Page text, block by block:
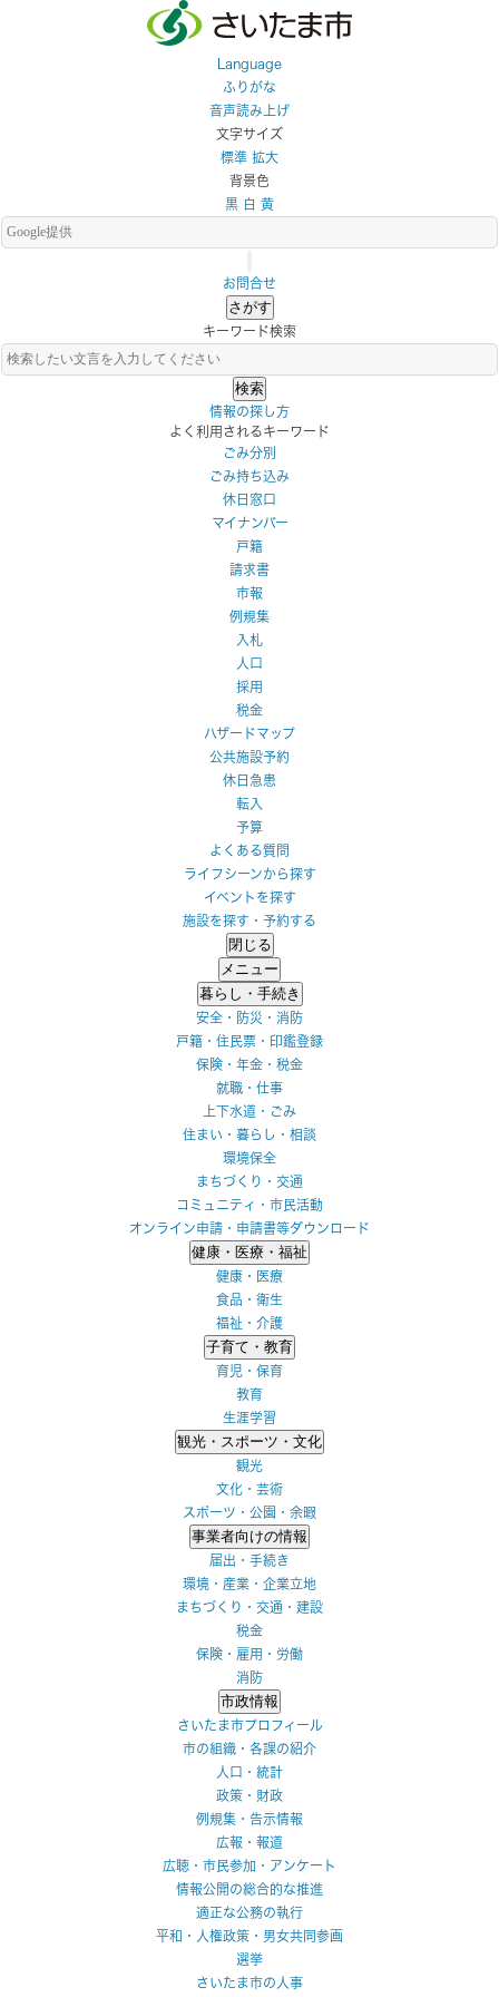
Language
ふりがな
音声読み上げ
文字サイズ
標準 拡大
背景色
黒 白 黄
お問合せ
さがす
キーワード検索
情報の探し方
よく利用されるキーワード
ごみ分別
ごみ持ち込み
休日窓口
マイナンバー
戸籍
請求書
市報
例規集
入札
人口
採用
税金
ハザードマップ
公共施設予約
休日急患
転入
予算
よくある質問
ライフシーンから探す
イベントを探す
施設を探す・予約する
閉じる
メニュー
暮らし・手続き
安全・防災・消防
戸籍・住民票・印鑑登録
保険・年金・税金
就職・仕事
上下水道・ごみ
住まい・暮らし・相談
環境保全
まちづくり・交通
コミュニティ・市民活動
オンライン申請・申請書等ダウンロード
健康・医療・福祉
健康・医療
食品・衛生
福祉・介護
子育て・教育
育児・保育
教育
生涯学習
観光・スポーツ・文化
観光
文化・芸術
スポーツ・公園・余暇
事業者向けの情報
届出・手続き
環境・産業・企業立地
まちづくり・交通・建設
税金
保険・雇用・労働
消防
市政情報
さいたま市プロフィール
市の組織・各課の紹介
人口・統計
政策・財政
例規集・告示情報
広報・報道
広聴・市民参加・アンケート
情報公開の総合的な推進
適正な公務の執行
平和・人権政策・男女共同参画
選挙
さいたま市の人事